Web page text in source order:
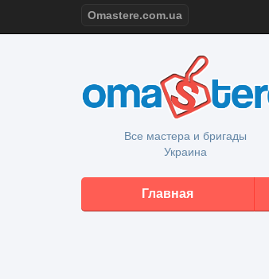
Omastere.com.ua
Все мастера и бригады
Украина
Главная